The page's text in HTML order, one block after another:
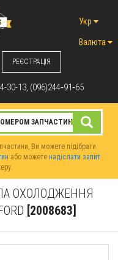
РЕЄСТРАЦІЯ
Укр
Валюта
30-13, (096)244‑91‑65
Ви можете підібрати
або можете надіслати запит
ОХОЛОДЖЕННЯ
[2008683]